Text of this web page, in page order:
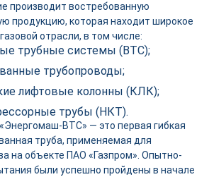
производит востребованную
продукцию, которая находит широкое
отрасли, в том числе:
трубные системы (ВТС);
трубопроводы;
лифтовые колонны (КЛК);
трубы (НКТ).
ВТС» — это первая гибкая
труба, применяемая для
на объекте ПАО «Газпром». Опытно-
были успешно пройдены в начале